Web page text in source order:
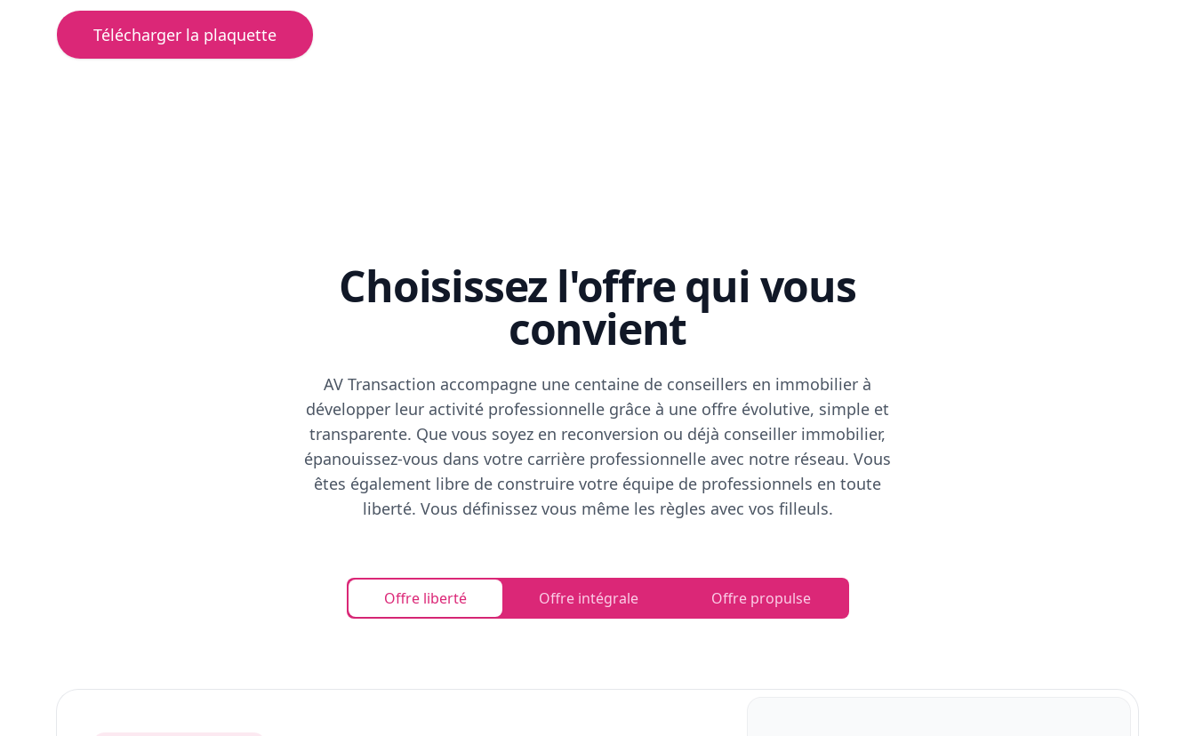
Télécharger la plaquette
Choisissez l'offre qui vous
convient
AV Transaction accompagne une centaine de conseillers en immobilier à
développer leur activité professionnelle grâce à une offre évolutive, simple et
transparente. Que vous soyez en reconversion ou déjà conseiller immobilier,
épanouissez-vous dans votre carrière professionnelle avec notre réseau. Vous
êtes également libre de construire votre équipe de professionnels en toute
liberté. Vous définissez vous même les règles avec vos filleuls.
Offre liberté Offre intégrale Offre propulse